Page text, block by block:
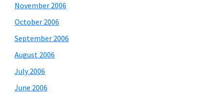
November 2006
October 2006
September 2006
August 2006
July 2006
June 2006